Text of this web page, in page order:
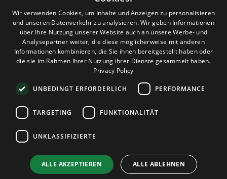
HOSTING
DOMAINS & E-MAIL
TOOLS & SICHERHEIT
UNTERNEHMEN
Terms and Conditions
ENGLISH
ROMANIAN
Wir verwenden Cookies, um Inhalte und Anzeigen zu personalisieren
und unseren Datenverkehr zu analysieren. Wir geben Informationen
über Ihre Nutzung unserer Website auch an unsere Werbe- und
Analysepartner weiter, die diese möglicherweise mit anderen
Informationen kombinieren, die Sie ihnen bereitgestellt haben oder
die sie im Rahmen Ihrer Nutzung ihrer Dienste gesammelt haben.
Privacy Policy
UNBEDINGT ERFORDERLICH PERFORMANCE
TARGETING FUNKTIONALITÄT
UNKLASSIFIZIERTE
ALLE AKZEPTIEREN ALLE ABLEHNEN